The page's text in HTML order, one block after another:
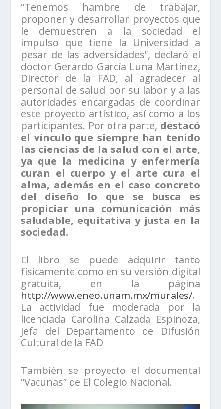
“Tenemos hambre de trabajar,
proponer y desarrollar proyectos que
le demuestren a la sociedad el
impulso que tiene la Universidad a
pesar de las adversidades”, declaró el
doctor Gerardo García Luna Martínez,
Director de la FAD, al agradecer al
personal de salud por su labor y a las
autoridades encargadas de coordinar
este proyecto artístico, así como a los
participantes. Por otra parte, destacó
el vínculo que siempre han tenido
las ciencias de la salud con el arte,
ya que la medicina y enfermería
curan el cuerpo y el arte cura el
alma, además en el caso concreto
del diseño lo que se busca es
propiciar una comunicación más
saludable, equitativa y justa en la
sociedad.
El libro se puede adquirir tanto
físicamente como en su versión digital
gratuita, en la página
http://www.eneo.unam.mx/murales/.
La actividad fue moderada por la
licenciada Carolina Calzada Espinoza,
jefa del Departamento de Difusión
Cultural de la FAD
También se proyecto el documental
“Vacunas” de El Colegio Nacional.